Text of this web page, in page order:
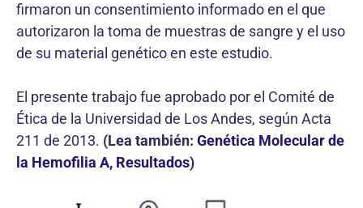
firmaron un consentimiento informado en el que
autorizaron la toma de muestras de sangre y el uso
de su material genético en este estudio.
El presente trabajo fue aprobado por el Comité de
Ética de la Universidad de Los Andes, según Acta
211 de 2013. (Lea también: Genética Molecular de
la Hemofilia A, Resultados)